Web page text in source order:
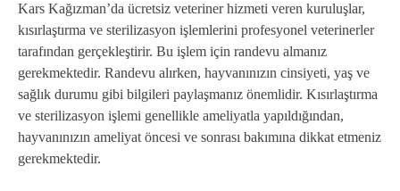
Kars Kağızman’da ücretsiz veteriner hizmeti veren kuruluşlar,
kısırlaştırma ve sterilizasyon işlemlerini profesyonel veterinerler
tarafından gerçekleştirir. Bu işlem için randevu almanız
gerekmektedir. Randevu alırken, hayvanınızın cinsiyeti, yaş ve
sağlık durumu gibi bilgileri paylaşmanız önemlidir. Kısırlaştırma
ve sterilizasyon işlemi genellikle ameliyatla yapıldığından,
hayvanınızın ameliyat öncesi ve sonrası bakımına dikkat etmeniz
gerekmektedir.